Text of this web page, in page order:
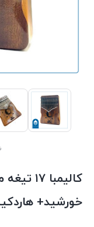
خورشید+